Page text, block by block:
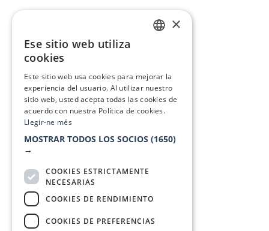
×
Ese sitio web utiliza
cookies
Este sitio web usa cookies para mejorar la
experiencia del usuario. Al utilizar nuestro
sitio web, usted acepta todas las cookies de
acuerdo con nuestra Política de cookies.
Llegir-ne més
MOSTRAR TODOS LOS SOCIOS (1650)
→
COOKIES ESTRICTAMENTE
NECESARIAS
COOKIES DE RENDIMIENTO
COOKIES DE PREFERENCIAS